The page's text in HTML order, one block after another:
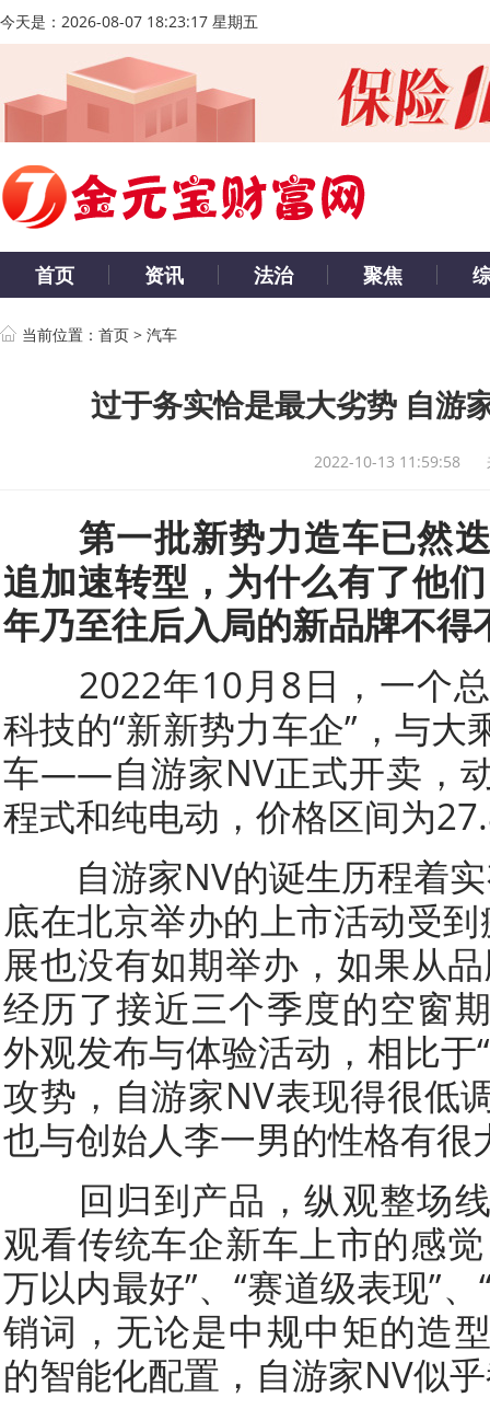
今天是： 2026-08-07 18:23:18 星期五
首页 资讯 法治 聚焦
当前位置： 首页 > 汽车
过于务实恰是最大劣势 自游
2022-10-13 11:59:58
第一批新势力造车已然
追加速转型，为什么有了他
年乃至往后入局的新品牌不得
2022年10月8日，一个总
科技的“新新势力车企”，与
车——自游家NV正式开卖，
程式和纯电动，价格区间为
自游家NV的诞生历程着实
底在北京举办的上市活动受
展也没有如期举办，如果从
经历了接近三个季度的空窗
外观发布与体验活动，相比于
攻势，自游家NV表现得很低
也与创始人李一男的性格有很
回归到产品，纵观整场线
观看传统车企新车上市的感
万以内最好”、“赛道级表现”
销词，无论是中规中矩的造
的智能化配置，自游家NV似